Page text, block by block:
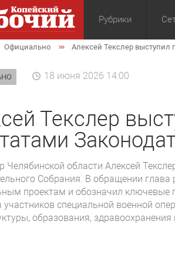
Рубрики
Общество
Официально Алексей Текслер выступил
18 июня 2026 14:00
Текслер
Челябинской области Алексей
Собрания. В обращении
проектам и обозначил ключевые
участников специальной военной
образования, здравоохранения